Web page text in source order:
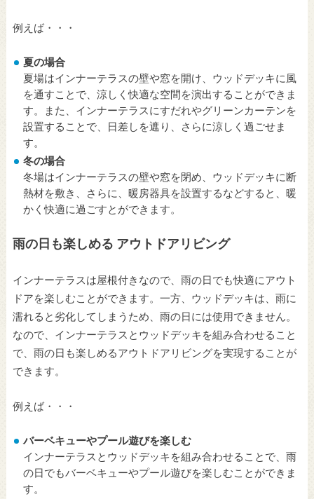
例えば・・・
夏の場合
夏場はインナーテラスの壁や窓を開け、ウッドデッキに風
を通すことで、涼しく快適な空間を演出することができま
す。また、インナーテラスにすだれやグリーンカーテンを
設置することで、日差しを遮り、さらに涼しく過ごせま
す。
冬の場合
冬場はインナーテラスの壁や窓を閉め、ウッドデッキに断
熱材を敷き、さらに、暖房器具を設置するなどすると、暖
かく快適に過ごすとができます。
雨の日も楽しめる アウトドアリビング
インナーテラスは屋根付きなので、雨の日でも快適にアウト
ドアを楽しむことができます。一方、ウッドデッキは、雨に
濡れると劣化してしまうため、雨の日には使用できません。
なので、インナーテラスとウッドデッキを組み合わせること
で、雨の日も楽しめるアウトドアリビングを実現することが
できます。
例えば・・・
バーベキューやプール遊びを楽しむ
インナーテラスとウッドデッキを組み合わせることで、雨
の日でもバーベキューやプール遊びを楽しむことができま
す。